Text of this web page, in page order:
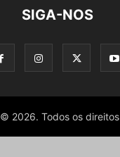
SIGA-NOS
© 2026. Todos os